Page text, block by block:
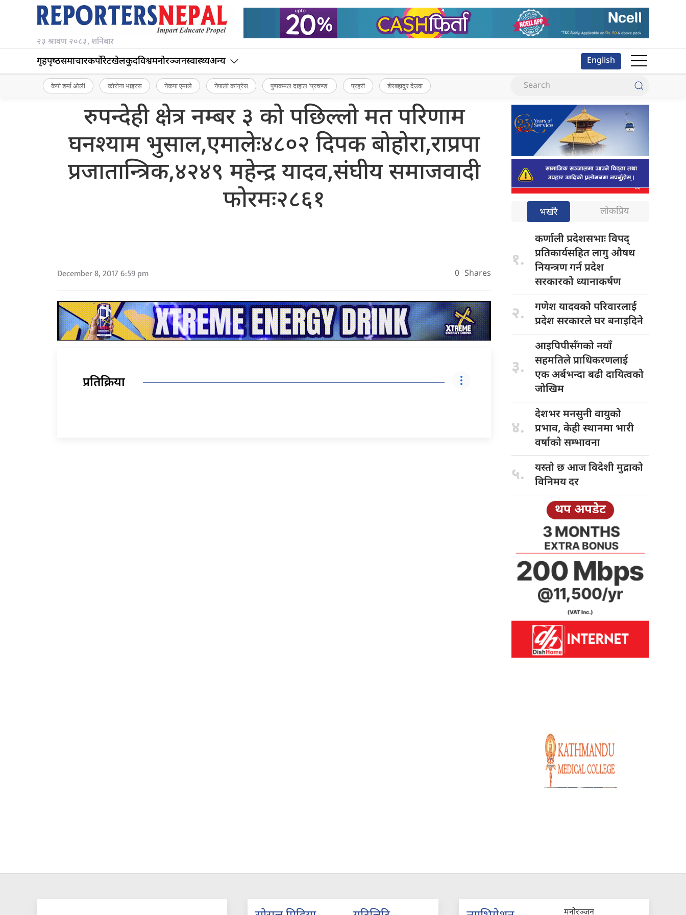
२३ श्रावण २०८३, शनिबार
गृहपृष्‍ठसमाचारकर्पोरेटखेलकुदविश्वमनोरञ्जनस्वास्थ्यअन्य English
केपी शर्मा ओली कोरोना भाइरस नेकपा एमाले नेपाली कांग्रेस पुष्पकमल दाहाल ‘प्रचण्ड’ प्रहरी शेरबहादुर देउवा
रुपन्देही क्षेत्र नम्बर ३ को पछिल्लो मत परिणाम
घनश्याम भुसाल,एमालेः४८०२ दिपक बोहोरा,राप्रपा
प्रजातान्त्रिक,४२४९ महेन्द्र यादव,संघीय समाजवादी
फोरमः२८६१
December 8, 2017 6:59 pm 0 Shares
प्रतिक्रिया
भर्खरै लोकप्रिय
१.
कर्णाली प्रदेशसभाःविपद्
प्रतिकार्यसहित लागु औषध
नियन्त्रण गर्न प्रदेश
सरकारको ध्यानाकर्षण
२. गणेश यादवकोपरिवारलाई
प्रदेश सरकारले घर बनाइदिने
३.
आइपिपीसँगको नयाँ
सहमतिले प्राधिकरणलाई
एक अर्बभन्दा बढी दायित्वको
जोखिम
४.
देशभर मनसुनीवायुको
प्रभाव, केही स्थानमा भारी
वर्षाको सम्भावना
५. यस्तो छआज विदेशी मुद्राको
विनिमय दर
थप अपडेट
मनोरञ्जन